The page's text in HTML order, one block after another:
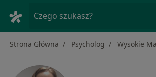
Czego szukasz?
Strona Główna Psycholog Wysokie